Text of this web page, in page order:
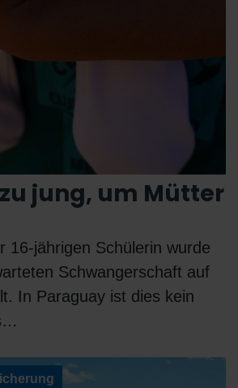
jung, um Mütter
16-jährigen Schülerin wurde
Schwangerschaft auf
In Paraguay ist dies kein